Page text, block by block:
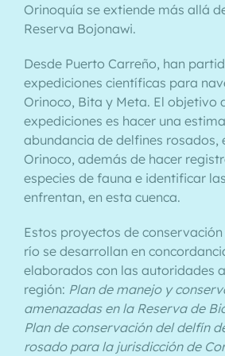
Orinoquía se extiende más allá
Reserva Bojonawi.
Desde Puerto Carreño, han
expediciones científicas para
Orinoco, Bita y Meta. El objetivo
expediciones es hacer una
abundancia de delfines rosados,
Orinoco, además de hacer
especies de fauna e identificar
enfrentan, en esta cuenca.
Estos proyectos de
río se desarrollan en
elaborados con las autoridades
región: Plan de manejo y
amenazadas en la Reserva de
Plan de conservación del delfín
rosado para la jurisdicción de